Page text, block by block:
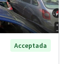
Acceptada